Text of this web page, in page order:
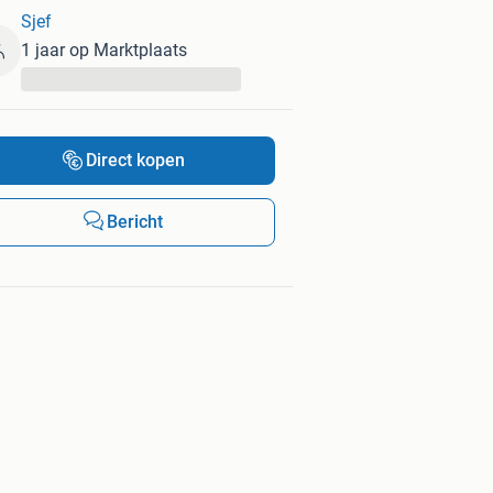
Sjef
1 jaar op Marktplaats
Direct kopen
Bericht